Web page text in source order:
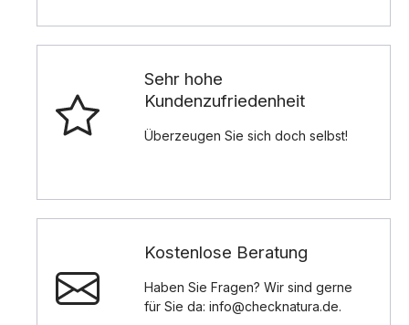
Sehr hohe
Kundenzufriedenheit
Überzeugen Sie sich doch selbst!
Kostenlose Beratung
Haben Sie Fragen? Wir sind gerne
für Sie da: info@checknatura.de.